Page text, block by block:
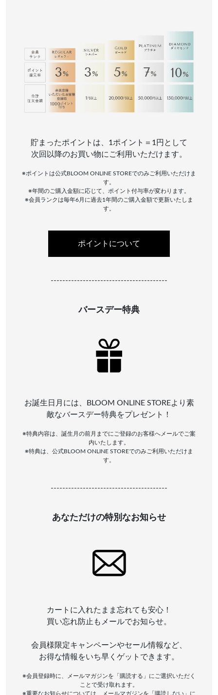
貯まったポイントは、1ポイント＝1円として
次回以降のお買い物にご利用いただけます。
※ポイントは公式BLOOM ONLINE STOREでのみご利用いただけま
す。
※年間のご購入金額に応じて、ポイント付与率が変わります。
※会員ランクは毎年6月に過去1年間のご購入金額で更新いたしま
す。
ポイントについて
----------------------------------------
バースデー特典
お誕生日月には、BLOOM ONLINE STOREより素
敵なバースデー特典をプレゼント！
※特典内容は、誕生月の前月までにご登録のお客様へメールでご案
内いたします。
※特典は、公式BLOOM ONLINE STOREでのみご利用いただけま
す。
----------------------------------------
あなただけの特別なお知らせ
カートに入れたまま忘れても安心！
買い忘れ防止もメールでお知らせ。
会員様限定キャンペーンやセール情報など、
お得な情報をいち早くゲットできます。
※会員登録時に、メールマガジンを「購読する」にご選択いただく
ことで受け取れます。
※重要なお知らせについては、メールマガジンを「購読しない」に